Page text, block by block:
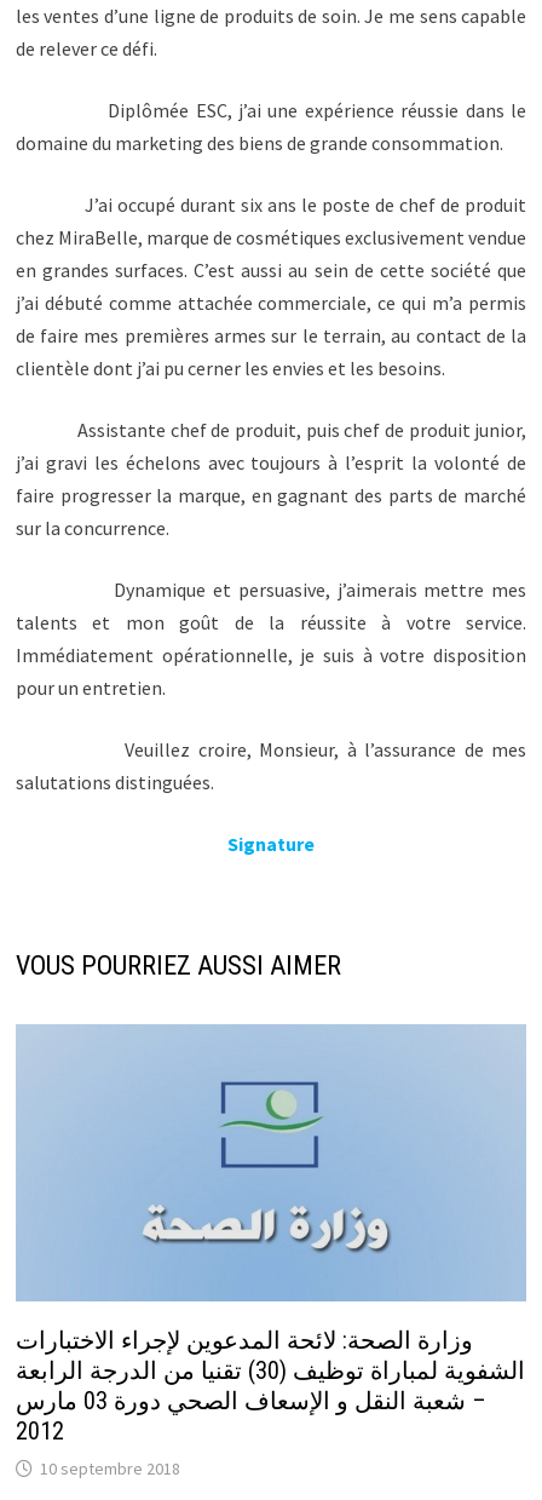
les ventes d’une ligne de produits de soin. Je me sens capable
de relever ce défi.
Diplômée ESC, j’ai une expérience réussie dans le
domaine du marketing des biens de grande consommation.
J’ai occupé durant six ans le poste de chef de produit
chez MiraBelle, marque de cosmétiques exclusivement vendue
en grandes surfaces. C’est aussi au sein de cette société que
j’ai débuté comme attachée commerciale, ce qui m’a permis
de faire mes premières armes sur le terrain, au contact de la
clientèle dont j’ai pu cerner les envies et les besoins.
Assistante chef de produit, puis chef de produit junior,
j’ai gravi les échelons avec toujours à l’esprit la volonté de
faire progresser la marque, en gagnant des parts de marché
sur la concurrence.
Dynamique et persuasive, j’aimerais mettre mes
talents et mon goût de la réussite à votre service.
Immédiatement opérationnelle, je suis à votre disposition
pour un entretien.
Veuillez croire, Monsieur, à l’assurance de mes
salutations distinguées.
Signature
VOUS POURRIEZ AUSSI AIMER
وزارة الصحة: لائحة المدعوين لإجراء الاختبارات
الشفوية لمباراة توظيف (30) تقنيا من الدرجة الرابعة
– شعبة النقل و الإسعاف الصحي دورة 03 مارس
2012
10 septembre 2018